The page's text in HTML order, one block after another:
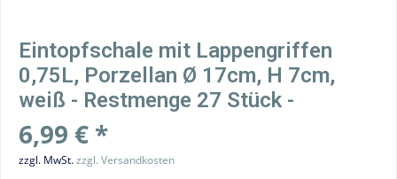
Eintopfschale mit Lappengriffen
0,75L, Porzellan Ø 17cm, H 7cm,
weiß - Restmenge 27 Stück -
6,99 € *
zzgl. MwSt.zzgl. Versandkosten